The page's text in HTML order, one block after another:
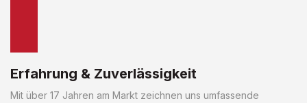
Erfahrung & Zuverlässigkeit
Mit über 17 Jahren am Markt zeichnen uns umfassende